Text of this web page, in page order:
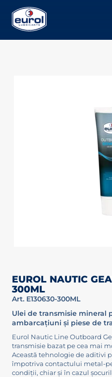
EUROL NAUTIC
300ML
Art. E130630-300ML
Ulei de transmisie mineral
ambarcațiuni și piese de
Eurol Nautic Line Outboard
transmisie bazat pe cea mai
Această tehnologie de aditivi
împotriva contactului metal-
condiții, chiar și în cazul